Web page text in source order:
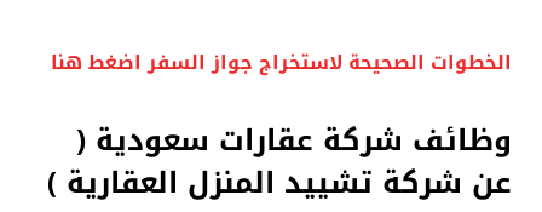
الخطوات الصحيحة لاستخراج جواز السفر اضغط هنا
وظائف شركة عقارات سعودية (
عن شركة تشييد المنزل العقارية)